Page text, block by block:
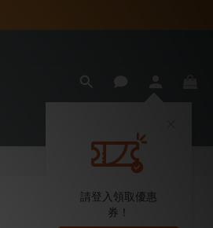
請登入領取優惠
券！